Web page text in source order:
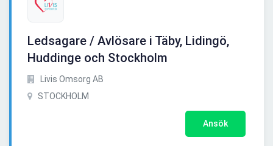
Ledsagare / Avlösare i Täby, Lidingö,
Huddinge och Stockholm
Livis Omsorg AB
STOCKHOLM
Ansök